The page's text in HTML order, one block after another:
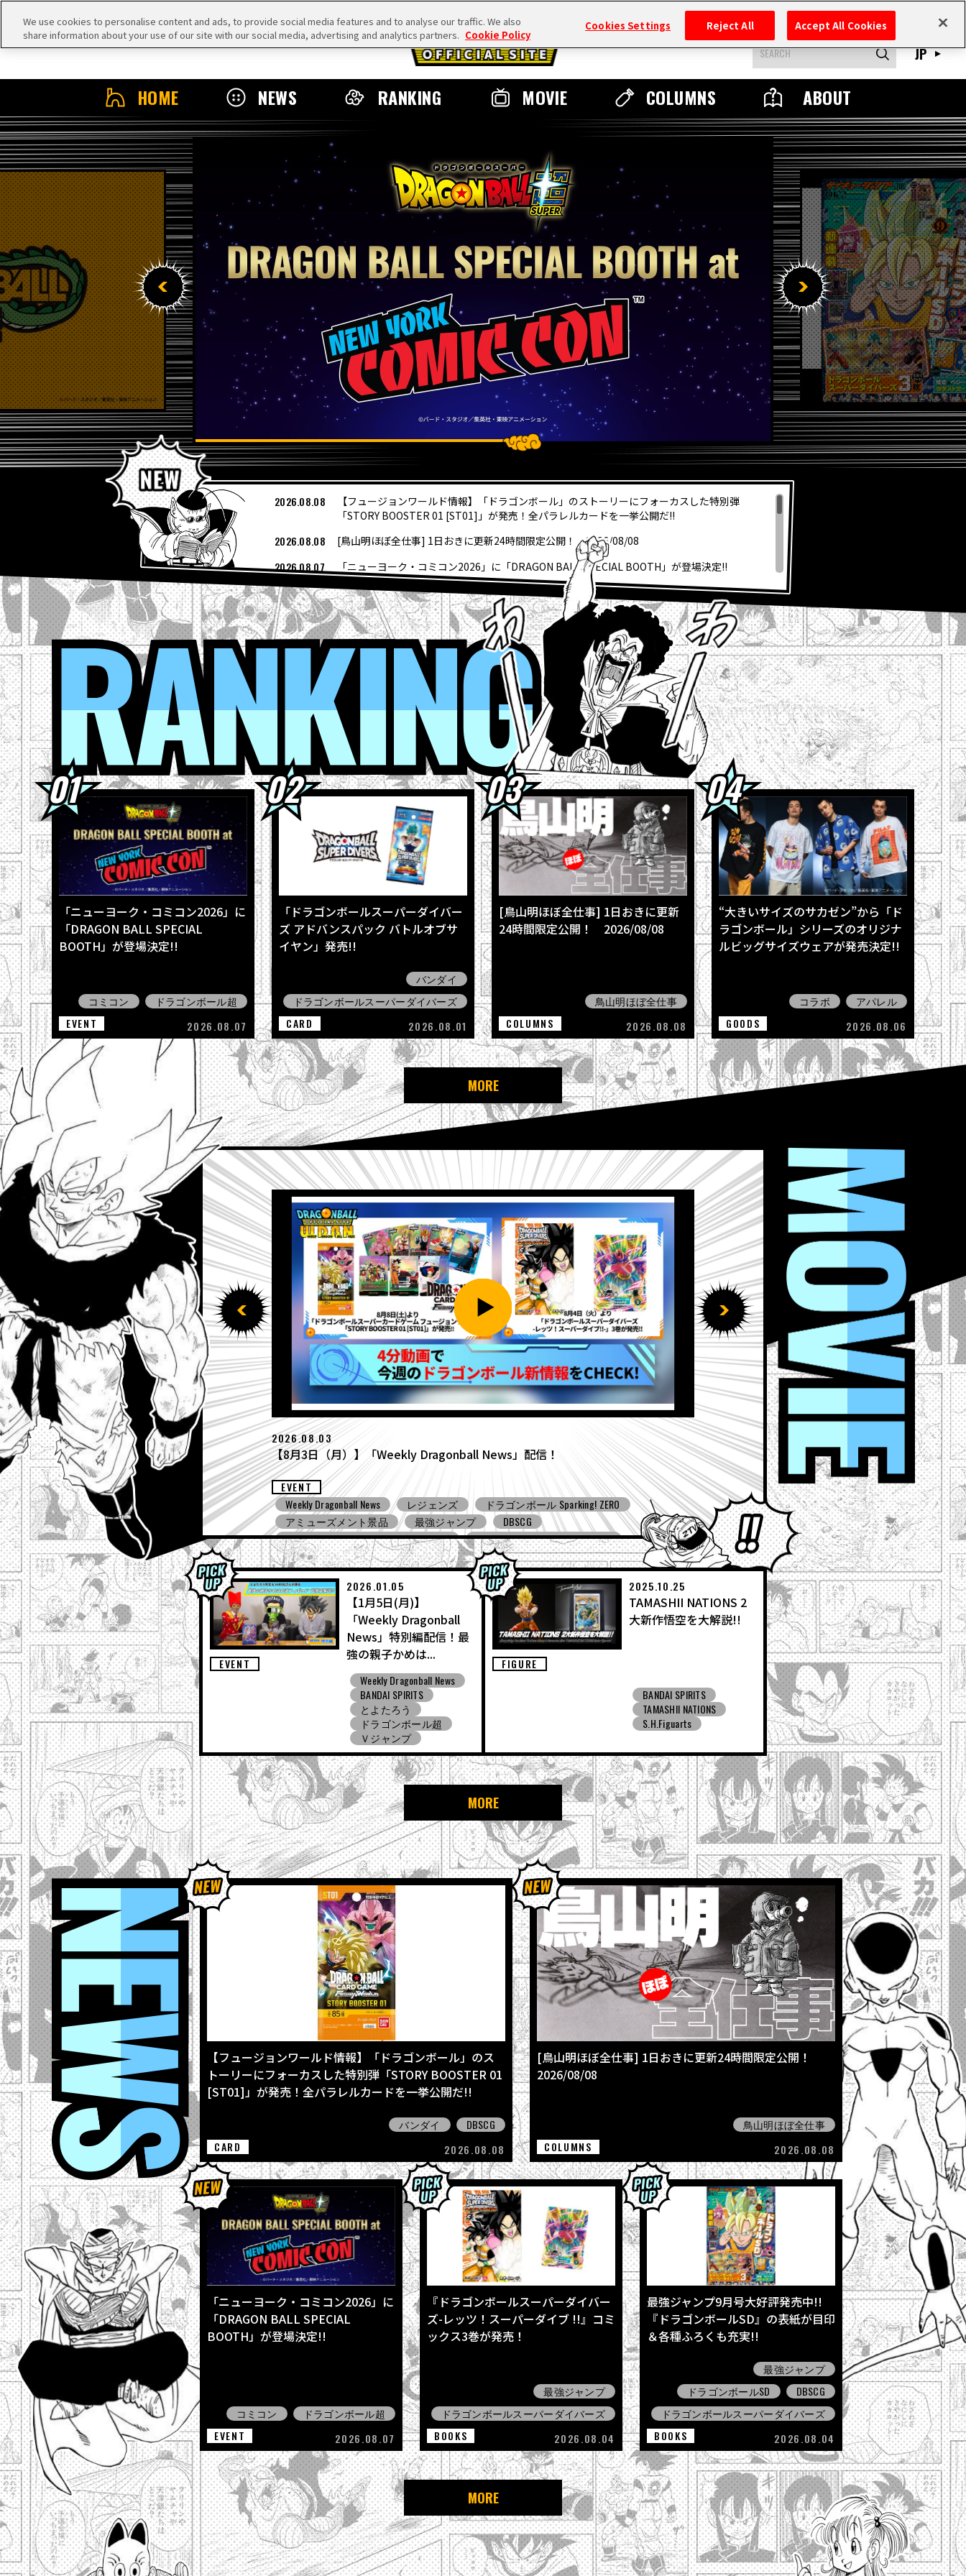
HOME NEWS RANKING MOVIE COLUMNS ABOUT
JP
PICKUP
2026.08.08
【フュージョンワールド情報】「ドラゴンボール」のストーリーにフォーカスした特別弾
「STORY BOOSTER 01 [ST01]」が発売！全パラレルカードを一挙公開だ!!
2026.08.08 [鳥山明ほぼ全仕事] 1日おきに更新24時間限定公開！ 2026/08/08
2026.08.07 「ニューヨーク・コミコン2026」に「DRAGON BALL SPECIAL BOOTH」が登場決定!!
2026.08.06
“大きいサイズのサカゼン”から「ドラゴンボール」シリーズのオリジナルビッグサイズウェアが
発売決定!!
2026.08.04 『ドラゴンボールスーパーダイバーズ-レッツ！スーパーダイブ !!』コミックス3巻が発売！
2026.08.04 【フュージョンワールド情報】最強ジャンプ10月号ふろくカード「孫悟空」のスキルを公開！
2026.08.04 ウィークリー☆キャラクター紹介！第267回目は『ドラゴンボール超』の「グラノラ」！
2026.08.04 最強ジャンプ9月号大好評発売中!! 『ドラゴンボールSD』の表紙が目印＆各種ふろくも充実!!
2026.08.03 【8月3日（月）】「Weekly Dragonball News」配信！
2026.08.03 「BLOOD OF SAIYANS」シリーズ最新作に「超サイヤ人孫悟空」登場！
RANKING
「ニューヨーク・コミコン2026」に
「DRAGON BALL SPECIAL
BOOTH」が登場決定!!
コミコン
ドラゴンボール超
EVENT
2026.08.07
「ドラゴンボールスーパーダイバー
ズ アドバンスパック バトルオブサ
イヤン」発売!!
バンダイ
ドラゴンボールスーパーダイバーズ
CARD
2026.08.01
[鳥山明ほぼ全仕事] 1日おきに更新
24時間限定公開！ 2026/08/08
鳥山明ほぼ全仕事
COLUMNS
2026.08.08
“大きいサイズのサカゼン”から「ド
ラゴンボール」シリーズのオリジナ
ルビッグサイズウェアが発売決定!!
コラボ
アパレル
GOODS
2026.08.06
MORE
ZERO
バース３
2026.07.27
【7月27日（月）】「Weekly Dragonball News」配信！
EVENT
Weekly Dragonball News
食玩 Ｖジャンプ
DBSCG
ドラゴンボールスーパーダイバーズ
ドラゴンボール ゼノバース３
ドラゴンボール ゲキシン スクアドラ
BNE Grandista
BLOOD OF SAIYANS
アミューズメント景品
バンプレスト コミコン
とよたろうが描いてみた
ドラゴンボール Sparking! ZERO
ガシャポン バンダイ
【7月20日（月）】「
EVENT
Weekly Dragonball News
ワールドコレクタブルフ
アミューズメント景品
ドラゴンボール ゲキシ
DBSCG
食玩
とよたろうが描いてみた
EVENT
2026.01.05
【1月5日(月)】
「Weekly Dragonball
News」特別編配信！最
強の親子かめは...
Weekly Dragonball News
BANDAI SPIRITS
とよたろう
ドラゴンボール超
Ｖジャンプ
FIGURE
2025.10.25
TAMASHII NATIONS 2
大新作悟空を大解説!!
BANDAI SPIRITS
TAMASHII NATIONS
S.H.Figuarts
MORE
NEWS
【フュージョンワールド情報】「ドラゴンボール」のス
トーリーにフォーカスした特別弾「STORY BOOSTER 01
[ST01]」が発売！全パラレルカードを一挙公開だ!!
バンダイ
DBSCG
CARD
2026.08.08
[鳥山明ほぼ全仕事] 1日おきに更新24時間限定公開！
2026/08/08
鳥山明ほぼ全仕事
COLUMNS
2026.08.08
「ニューヨーク・コミコン2026」に
「DRAGON BALL SPECIAL
BOOTH」が登場決定!!
コミコン
ドラゴンボール超
EVENT
2026.08.07
『ドラゴンボールスーパーダイバー
ズ-レッツ！スーパーダイブ !!』コミ
ックス3巻が発売！
最強ジャンプ
ドラゴンボールスーパーダイバーズ
BOOKS
2026.08.04
最強ジャンプ9月号大好評発売中!!
『ドラゴンボールSD』の表紙が目印
＆各種ふろくも充実!!
最強ジャンプ
ドラゴンボールSD
DBSCG
ドラゴンボールスーパーダイバーズ
BOOKS
2026.08.04
MORE
We use cookies to personalise content and ads, to provide social media features and to analyse our traffic. We also
share information about your use of our site with our social media, advertising and analytics partners. Cookie Policy
Cookies Settings Reject All Accept All Cookies